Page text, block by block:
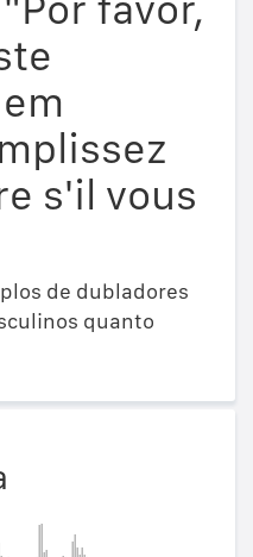
s'il vous
de dubladores
quanto